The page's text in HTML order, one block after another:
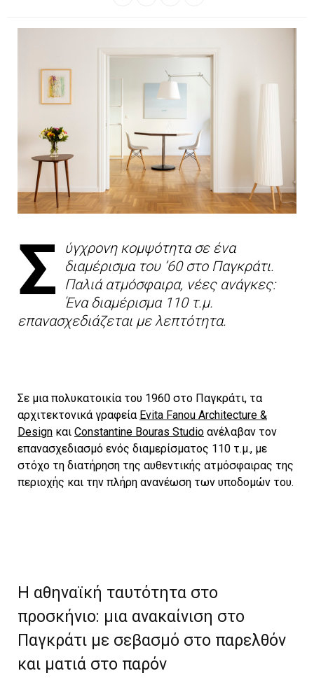
Σ
ύγχρονη κομψότητα σε ένα
διαμέρισμα του ’60 στο Παγκράτι.
Παλιά ατμόσφαιρα, νέες ανάγκες:
Ένα διαμέρισμα 110 τ.μ.
επανασχεδιάζεται με λεπτότητα.
Σε μια πολυκατοικία του 1960 στο Παγκράτι, τα
αρχιτεκτονικά γραφεία Evita Fanou Architecture &
Design και Constantine Bouras Studio ανέλαβαν τον
επανασχεδιασμό ενός διαμερίσματος 110 τ.μ., με
στόχο τη διατήρηση της αυθεντικής ατμόσφαιρας της
περιοχής και την πλήρη ανανέωση των υποδομών του.
Η αθηναϊκή ταυτότητα στο
προσκήνιο: μια ανακαίνιση στο
Παγκράτι με σεβασμό στο παρελθόν
και ματιά στο παρόν